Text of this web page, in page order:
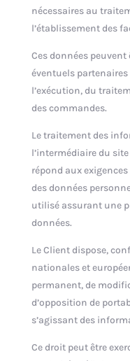
nécessaires au
l’établissement des
Ces données
éventuels partenaires
l’exécution, du
des commandes.
Le traitement des
l’intermédiaire du
répond aux
des données
utilisé assurant une
données.
Le Client dispose,
nationales et
permanent, de
d’opposition de
s’agissant des
Ce droit peut être